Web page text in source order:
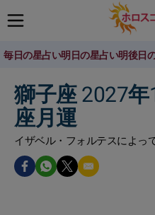
毎日の星占い明日の星占い明後日
獅子座 2027
座月運
イザベル・フォルテスによっ